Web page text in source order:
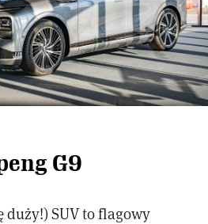
G9
duży!) SUV to flagowy